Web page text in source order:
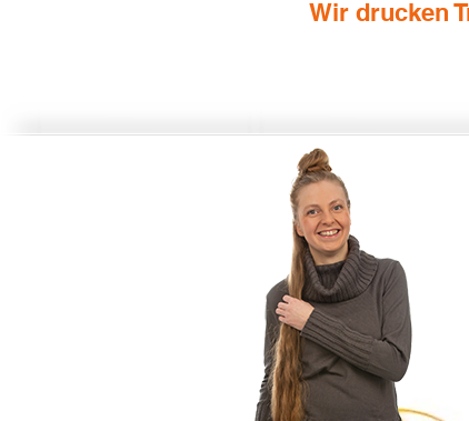
Wir drucken